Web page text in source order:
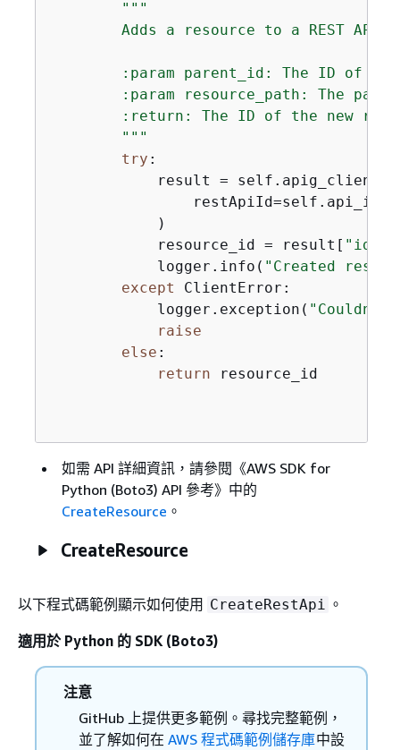
"""
        Adds a resource to a REST API.
:param parent_id: The ID of
:param resource_path: The
:return: The ID of the new
        """
try :
result =
            )
            resource_id = result[
"id"
            logger.info(
"Created
except ClientError:
            logger.exception(
"Couldn't
raise
else :
return resource_id
如需 API 詳細資訊，請參閱《AWS SDK for
Python (Boto3) API 參考》 中的
CreateResource 。
CreateResource
以下程式碼範例顯示如何使用 CreateRestApi 。
適用於 Python 的 SDK (Boto3)
注意
GitHub 上提供更多範例。尋找完整範例，
並了解如何在 AWS 程式碼範例儲存庫中設